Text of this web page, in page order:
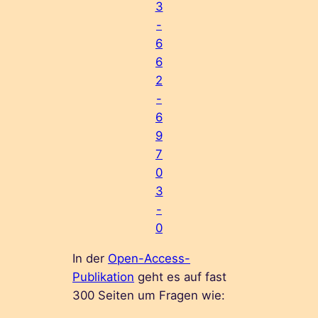
3
-
6
6
2
-
6
9
7
0
3
-
0
In der Open-Access-
Publikation geht es auf fast
300 Seiten um Fragen wie: